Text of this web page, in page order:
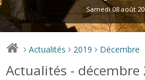
Samedi 08 août
> Actualités > 2019 > Décembre
Actualités - décembre